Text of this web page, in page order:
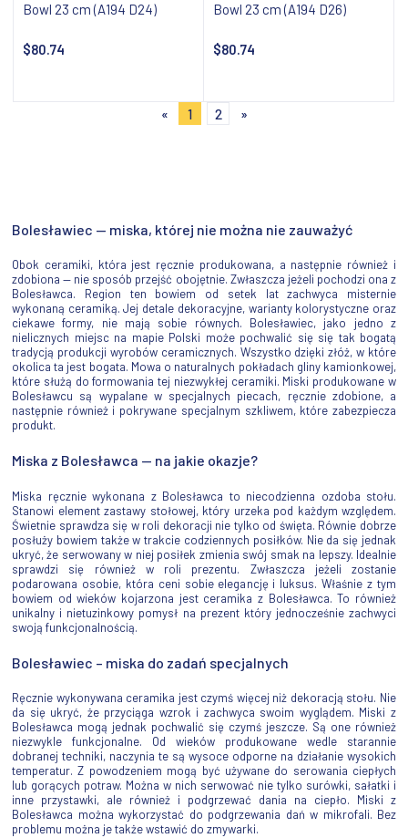
Bowl 23 cm (A194 D24)
$80.74
Bowl 23 cm (A194 D26)
$80.74
«
1 2 »
Bolesławiec — miska, której nie można nie zauważyć
Obok ceramiki, która jest ręcznie produkowana, a następnie również i
zdobiona — nie sposób przejść obojętnie. Zwłaszcza jeżeli pochodzi ona z
Bolesławca. Region ten bowiem od setek lat zachwyca misternie
wykonaną ceramiką. Jej detale dekoracyjne, warianty kolorystyczne oraz
ciekawe formy, nie mają sobie równych. Bolesławiec, jako jedno z
nielicznych miejsc na mapie Polski może pochwalić się się tak bogatą
tradycją produkcji wyrobów ceramicznych. Wszystko dzięki złóż, w które
okolica ta jest bogata. Mowa o naturalnych pokładach gliny kamionkowej,
które służą do formowania tej niezwykłej ceramiki. Miski produkowane w
Bolesławcu są wypalane w specjalnych piecach, ręcznie zdobione, a
następnie również i pokrywane specjalnym szkliwem, które zabezpiecza
produkt.
Miska z Bolesławca — na jakie okazje?
Miska ręcznie wykonana z Bolesławca to niecodzienna ozdoba stołu.
Stanowi element zastawy stołowej, który urzeka pod każdym względem.
Świetnie sprawdza się w roli dekoracji nie tylko od święta. Równie dobrze
posłuży bowiem także w trakcie codziennych posiłków. Nie da się jednak
ukryć, że serwowany w niej posiłek zmienia swój smak na lepszy. Idealnie
sprawdzi się również w roli prezentu. Zwłaszcza jeżeli zostanie
podarowana osobie, która ceni sobie elegancję i luksus. Właśnie z tym
bowiem od wieków kojarzona jest ceramika z Bolesławca. To również
unikalny i nietuzinkowy pomysł na prezent który jednocześnie zachwyci
swoją funkcjonalnością.
Bolesławiec – miska do zadań specjalnych
Ręcznie wykonywana ceramika jest czymś więcej niż dekoracją stołu. Nie
da się ukryć, że przyciąga wzrok i zachwyca swoim wyglądem. Miski z
Bolesławca mogą jednak pochwalić się czymś jeszcze. Są one również
niezwykle funkcjonalne. Od wieków produkowane wedle starannie
dobranej techniki, naczynia te są wysoce odporne na działanie wysokich
temperatur. Z powodzeniem mogą być używane do serowania ciepłych
lub gorących potraw. Można w nich serwować nie tylko surówki, sałatki i
inne przystawki, ale również i podgrzewać dania na ciepło. Miski z
Bolesławca można wykorzystać do podgrzewania dań w mikrofali. Bez
problemu można je także wstawić do zmywarki.